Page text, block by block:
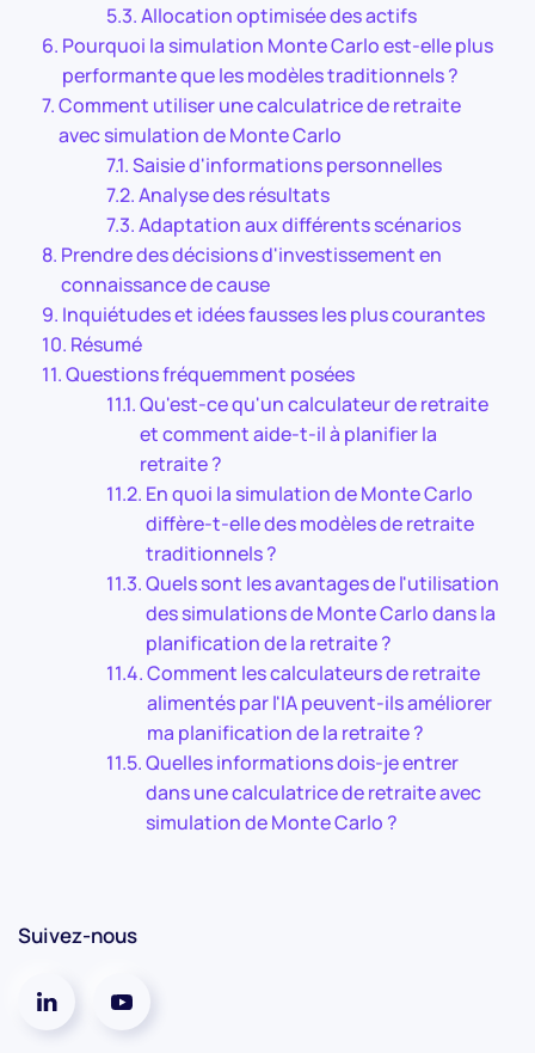
Allocation optimisée des actifs
Pourquoi la simulation Monte Carlo est-elle plus
performante que les modèles traditionnels ?
Comment utiliser une calculatrice de retraite
avec simulation de Monte Carlo
Saisie d'informations personnelles
Analyse des résultats
Adaptation aux différents scénarios
Prendre des décisions d'investissement en
connaissance de cause
Inquiétudes et idées fausses les plus courantes
Résumé
Questions fréquemment posées
Qu'est-ce qu'un calculateur de retraite
et comment aide-t-il à planifier la
retraite ?
En quoi la simulation de Monte Carlo
diffère-t-elle des modèles de retraite
traditionnels ?
Quels sont les avantages de l'utilisation
des simulations de Monte Carlo dans la
planification de la retraite ?
Comment les calculateurs de retraite
alimentés par l'IA peuvent-ils améliorer
ma planification de la retraite ?
Quelles informations dois-je entrer
dans une calculatrice de retraite avec
simulation de Monte Carlo ?
Suivez-nous